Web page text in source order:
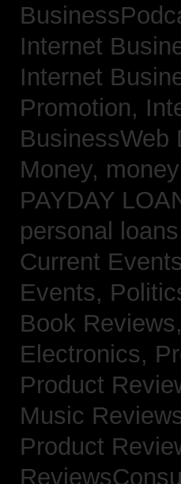
Internet
Internet
Promotion,
BusinessWeb
Money,
PAYDAY
personal
Current
Events,
Book Reviews,
Electronics,
Product
Music
Product